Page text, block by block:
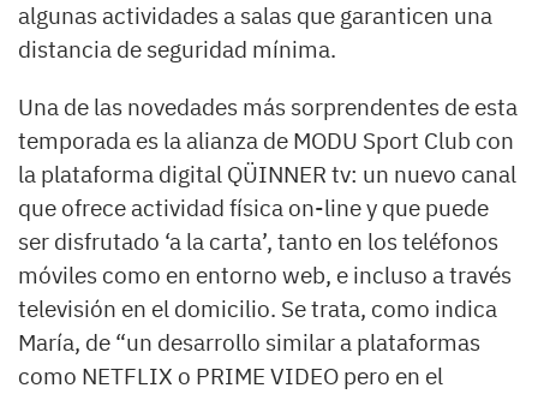
algunas actividades a salas que garanticen una
distancia de seguridad mínima.
Una de las novedades más sorprendentes de esta
temporada es la alianza de MODU Sport Club con
la plataforma digital QÜINNER tv: un nuevo canal
que ofrece actividad física on-line y que puede
ser disfrutado ‘a la carta’, tanto en los teléfonos
móviles como en entorno web, e incluso a través
televisión en el domicilio. Se trata, como indica
María, de “un desarrollo similar a plataformas
como NETFLIX o PRIME VIDEO pero en el